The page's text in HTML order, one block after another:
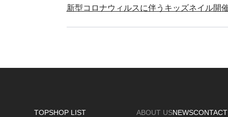
新型コロナウィルスに伴うキッズネイル開
TOPSHOP LIST ABOUT USNEWSCONTACT